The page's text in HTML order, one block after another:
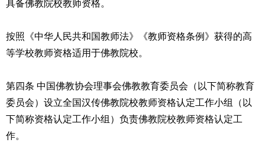
具备佛教院校教师资格。
按照《中华人民共和国教师法》《教师资格条例》获得的高
等学校教师资格适用于佛教院校。
第四条 中国佛教协会理事会佛教教育委员会（以下简称教育
委员会）设立全国汉传佛教院校教师资格认定工作小组（以
下简称资格认定工作小组）负责佛教院校教师资格认定工
作。